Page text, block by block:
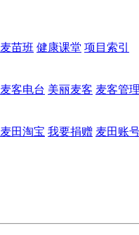
麦苗班 健康课堂 项目索引
麦客电台 美丽麦客 麦客管理
麦田淘宝 我要捐赠 麦田账